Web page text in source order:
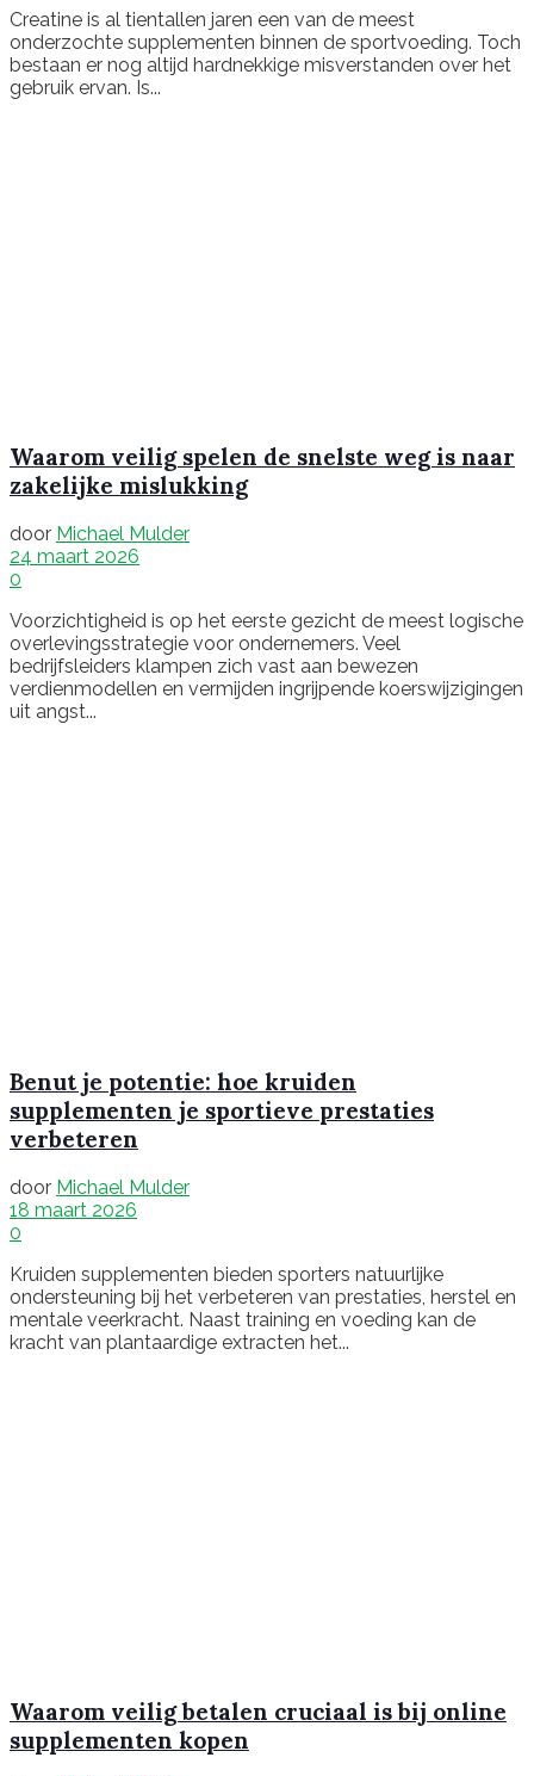
Creatine is al tientallen jaren een van de meest
onderzochte supplementen binnen de sportvoeding. Toch
bestaan er nog altijd hardnekkige misverstanden over het
gebruik ervan. Is...
Waarom veilig spelen de snelste weg is naar
zakelijke mislukking
door Michael Mulder
24 maart 2026
0
Voorzichtigheid is op het eerste gezicht de meest logische
overlevingsstrategie voor ondernemers. Veel
bedrijfsleiders klampen zich vast aan bewezen
verdienmodellen en vermijden ingrijpende koerswijzigingen
uit angst...
Benut je potentie: hoe kruiden
supplementen je sportieve prestaties
verbeteren
door Michael Mulder
18 maart 2026
0
Kruiden supplementen bieden sporters natuurlijke
ondersteuning bij het verbeteren van prestaties, herstel en
mentale veerkracht. Naast training en voeding kan de
kracht van plantaardige extracten het...
Waarom veilig betalen cruciaal is bij online
supplementen kopen